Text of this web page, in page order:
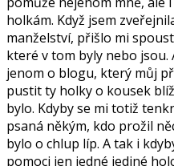
holkám. Když jsem
manželství, přišlo mi
které v tom byly nebo
jenom o blogu, který můj
pustit ty holky o kousek
bylo. Kdyby se mi totiž
psaná někým, kdo prožil
bylo o chlup líp. A tak i
pomoci jen jedné jediné